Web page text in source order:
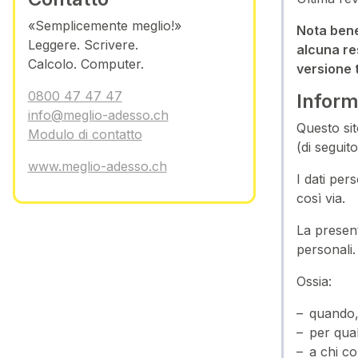
«Semplicemente meglio!»
Leggere. Scrivere.
Calcolo. Computer.
0800 47 47 47
info@meglio-adesso.ch
Modulo di contatto
www.meglio-adesso.ch
Nota
alcuna
versione
Questo
(di
I dati
così via.
La
personali.
Ossia:
per
a chi